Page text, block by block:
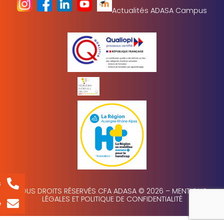
Actualités ADASA Campus
TOUS DROITS RÉSERVÉS CFA ADASA © 2026 – MENTIONS
LÉGALES ET POLITIQUE DE CONFIDENTIALITÉ